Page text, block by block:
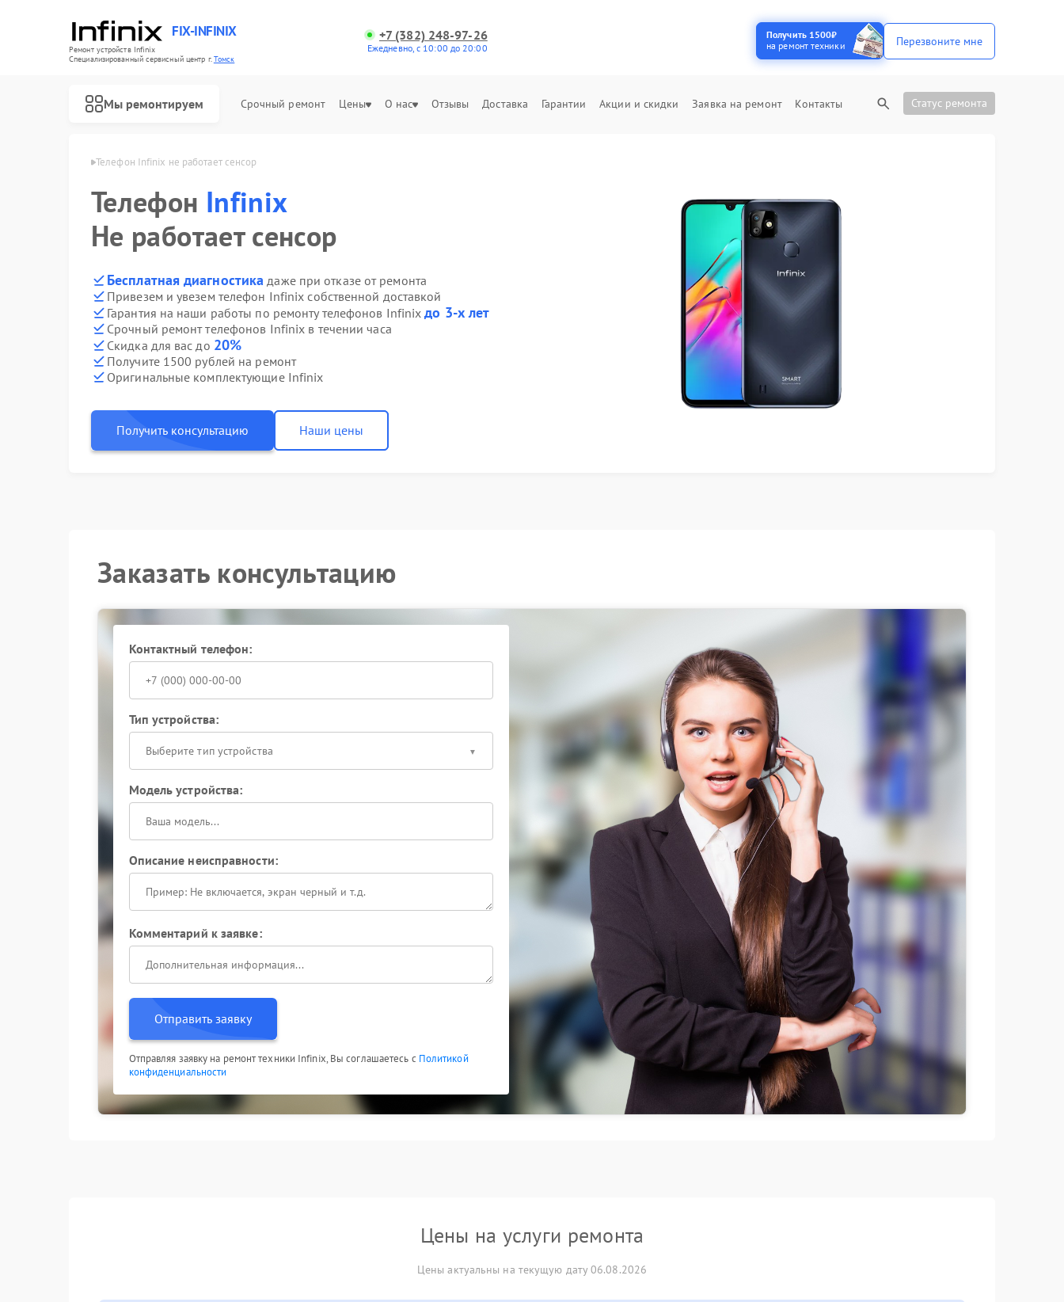
FIX-INFINIX
Ремонт устройств Infinix
Специализированный cервисный центр г.Томск
+7 (382) 248-97-26
Ежедневно, с 10:00 до 20:00
Получить 1500₽
на ремонт техники
Перезвоните мне
Мы ремонтируем Срочный ремонт Цены О нас Отзывы Доставка Гарантии Акции и скидки Заявка на ремонт Контакты Статус ремонта
Infinix в Томске Телефон Infinix не работает сенсор
Телефон Infinix
Не работает сенсор
Бесплатная диагностика даже при отказе от ремонта
Привезем и увезем телефон Infinix собственной доставкой
Гарантия на наши работы по ремонту телефонов Infinixдо 3-х лет
Срочный ремонт телефонов Infinix в течении часа
Скидка для вас до 20%
Получите 1500 рублей на ремонт
Оригинальные комплектующие Infinix
Получить консультацию Наши цены
Заказать консультацию
Контактный телефон:
Тип устройства:
Выберите тип устройства
Модель устройства:
Описание неисправности:
Комментарий к заявке:
Отправить заявку
Отправляя заявку на ремонт техники Infinix, Вы соглашаетесь с Политикой
конфиденциальности
Цены на услуги ремонта
Цены актуальны на текущую дату 06.08.2026